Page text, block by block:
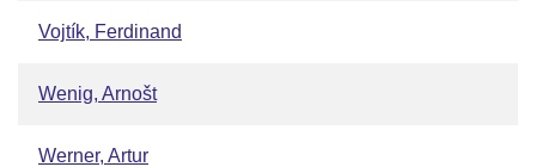
Vojtík, Ferdinand
Wenig, Arnošt
Werner, Artur